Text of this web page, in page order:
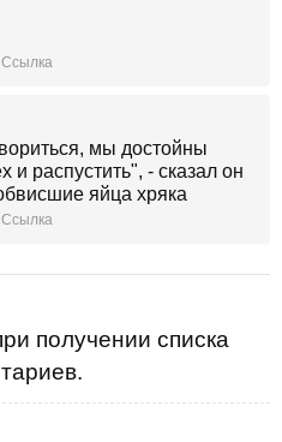
к успеху
watch?v=NG5cZlxnwSo
Ссылка
мы достойны
и распустить", - сказал он
яйца хряка
Ссылка
получении списка